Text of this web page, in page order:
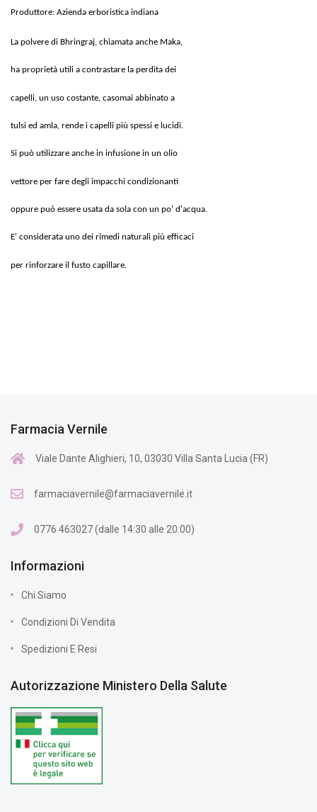
Produttore: Azienda erboristica indiana
La polvere di Bhringraj, chiamata anche Maka,
ha proprietà utili a contrastare la perdita dei
capelli, un uso costante, casomai abbinato a
tulsi ed amla, rende i capelli più spessi e lucidi.
Si può utilizzare anche in infusione in un olio
vettore per fare degli impacchi condizionanti
oppure può essere usata da sola con un po' d'acqua.
E' considerata uno dei rimedi naturali più efficaci
per rinforzare il fusto capillare.
Farmacia Vernile
Viale Dante Alighieri, 10, 03030 Villa Santa Lucia (FR)
farmaciavernile@farmaciavernile.it
0776 463027 (dalle 14:30 alle 20:00)
Informazioni
Chi Siamo
Condizioni Di Vendita
Spedizioni E Resi
Autorizzazione Ministero Della Salute